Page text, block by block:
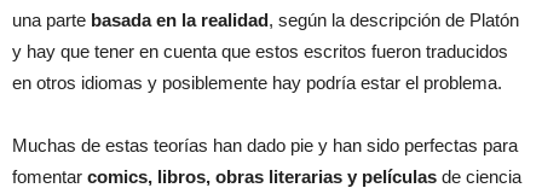
una parte basada en la realidad, según la descripción de Platón
y hay que tener en cuenta que estos escritos fueron traducidos
en otros idiomas y posiblemente hay podría estar el problema.
Muchas de estas teorías han dado pie y han sido perfectas para
fomentar comics, libros, obras literarias y películas de ciencia